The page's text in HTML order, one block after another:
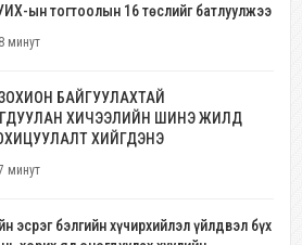
ын тогтоолын 16 төслийг батлуулжээ
минут
ЗОХИОН БАЙГУУЛАХТАЙ
ХИЧЭЭЛИЙН ШИНЭ ЖИЛД
ХИЙГДЭНЭ
минут
эсрэг бэлгийн хүчирхийлэл үйлдвэл бүх